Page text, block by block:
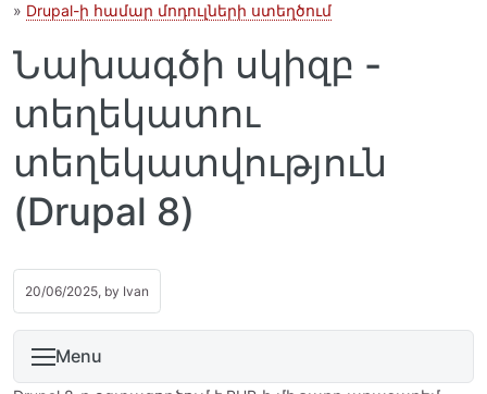
Drupal-ի համար մոդուլների ստեղծում
Նախագծի սկիզբ -
տեղեկատու
տեղեկատվություն
(Drupal 8)
20/06/2025, by Ivan
Menu